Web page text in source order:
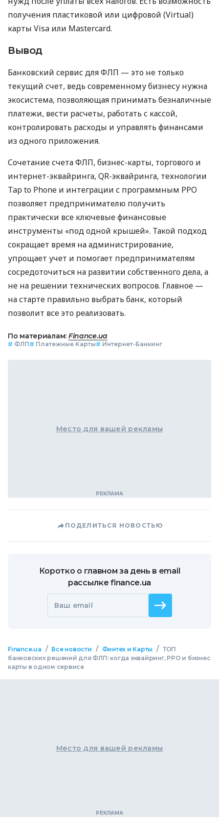
получения пластиковой или цифровой (Virtual)
карты Visa или Mastercard.
Вывод
Банковский сервис для ФЛП — это не только
текущий счет, ведь современному бизнесу нужна
экосистема, позволяющая принимать безналичные
платежи, вести расчеты, работать с кассой,
контролировать расходы и управлять финансами
из одного приложения.
Сочетание счета ФЛП, бизнес-карты, торгового и
интернет-эквайринга, QR-эквайринга, технологии
Tap to Phone и интеграции с программным РРО
позволяет предпринимателю получить
практически все ключевые финансовые
инструменты «под одной крышей». Такой подход
сокращает время на администрирование,
упрощает учет и помогает предпринимателям
сосредоточиться на развитии собственного дела, а
не на решении технических вопросов. Главное —
на старте правильно выбрать банк, который
позволит все это реализовать.
По материалам: Finance.ua
# ФЛП# Платежные Карты# Интернет-Банкинг
Место для вашей рекламы
ПОДЕЛИТЬСЯ НОВОСТЬЮ
Коротко о главном за день в email
рассылке finance.ua
Ваш email
Finance.ua / Все новости / Финтех и Карты / ТОП
банковских решений для ФЛП: когда эквайринг, РРО и бизнес
карты в одном сервисе
Место для вашей рекламы